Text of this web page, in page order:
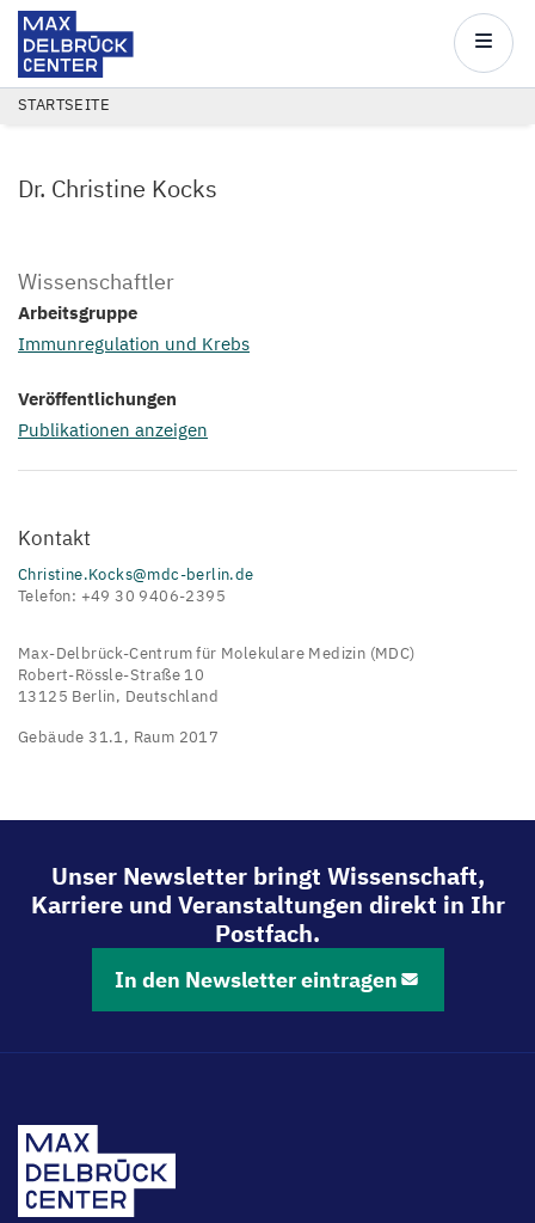
Direkt
Center
Main
PFADNAVIGATION
STARTSEITE
Dr. Christine Kocks
Wissenschaftler
Arbeitsgruppe
Immunregulation und Krebs
Veröffentlichungen
Publikationen anzeigen
Kontakt
Christine.Kocks@mdc-berlin.de
Telefon: +49 30 9406-2395
Max-Delbrück-Centrum für Molekulare Medizin (MDC)
Robert-Rössle-Straße 10
13125 Berlin, Deutschland
Gebäude 31.1, Raum 2017
Unser Newsletter bringt Wissenschaft,
Karriere und Veranstaltungen direkt in Ihr
Postfach.
In den Newsletter eintragen